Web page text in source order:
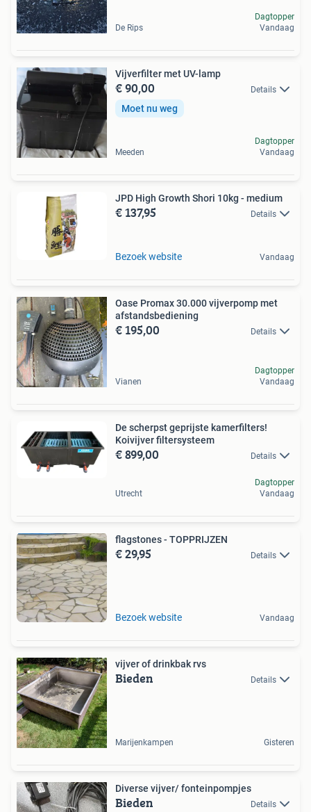
De Rips
Dagtopper
Vandaag
Vijverfilter met UV-lamp
€ 90,00 Details
Moet nu weg
Meeden
Dagtopper
Vandaag
JPD High Growth Shori 10kg - medium
€ 137,95 Details
Bezoek website Vandaag
Oase Promax 30.000 vijverpomp met
afstandsbediening
€ 195,00 Details
Vianen
Dagtopper
Vandaag
De scherpst geprijste kamerfilters!
Koivijver filtersysteem
€ 899,00 Details
Utrecht
Dagtopper
Vandaag
flagstones - TOPPRIJZEN
€ 29,95 Details
Bezoek website Vandaag
vijver of drinkbak rvs
Bieden Details
Marijenkampen Gisteren
Diverse vijver/ fonteinpompjes
Bieden Details